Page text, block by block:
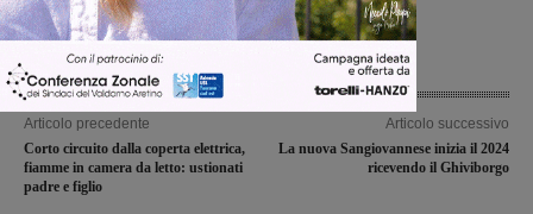
Articolo precedente
Corto circuito dalla coperta elettrica,
fiamme in camera da letto: ustionati
padre e figlio
Articolo successivo
La nuova Sangiovannese inizia il 2024
ricevendo il Ghiviborgo